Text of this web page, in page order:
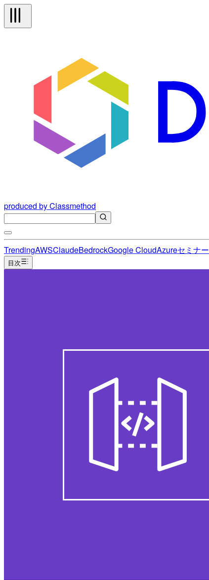
produced by Classmethod
TrendingAWSClaudeBedrockGoogle CloudAzureセミナー
目次